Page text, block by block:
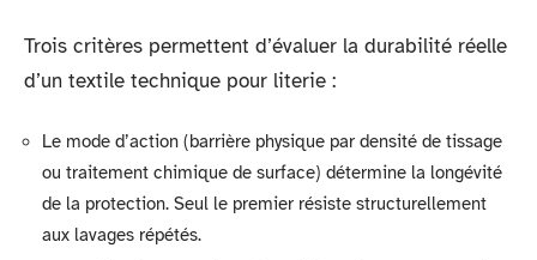
Trois critères permettent d’évaluer la durabilité réelle
d’un textile technique pour literie :
Le mode d’action (barrière physique par densité de tissage
ou traitement chimique de surface) détermine la longévité
de la protection. Seul le premier résiste structurellement
aux lavages répétés.